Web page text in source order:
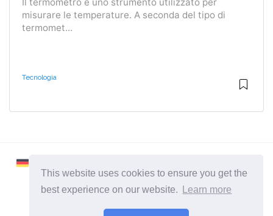
This website uses cookies to ensure you get the
best experience on our website.
Learn more
misurare le temperature. A seconda del tipo di
termomet...
Tecnologia
2026 ©Learnaboutworld